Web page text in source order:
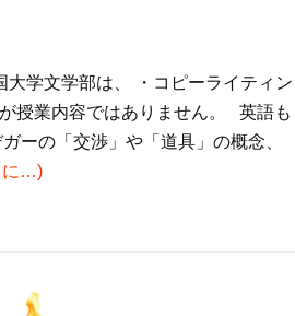
学文学部は、 ・コピーライティン
授業内容ではありません。 英語も
ーの「交渉」や「道具」の概念、
に…)